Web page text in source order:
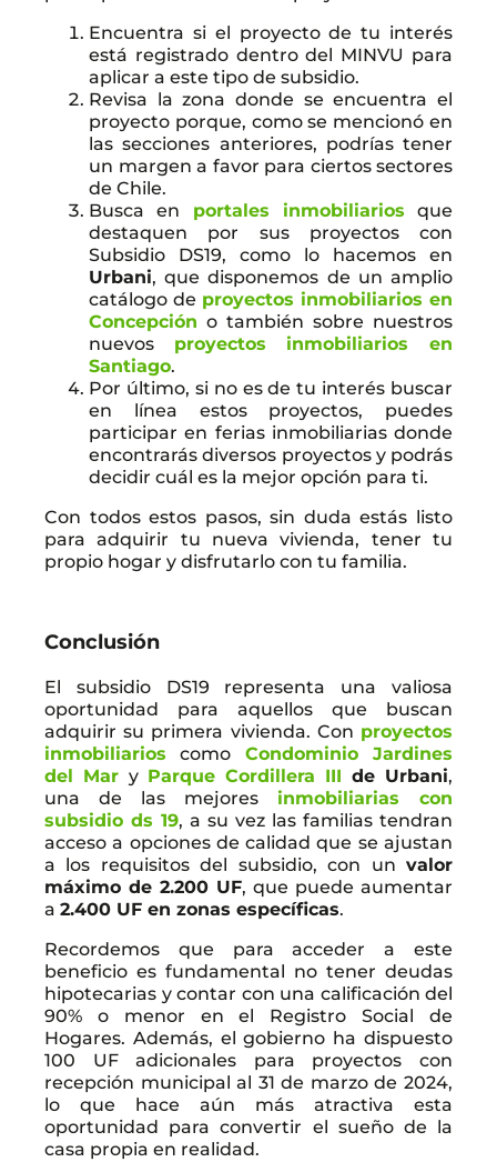
Encuentra si el proyecto de tu interés
está registrado dentro del MINVU para
aplicar a este tipo de subsidio.
Revisa la zona donde se encuentra el
proyecto porque, como se mencionó en
las secciones anteriores, podrías tener
un margen a favor para ciertos sectores
de Chile.
Busca en portales inmobiliarios que
destaquen por sus proyectos con
Subsidio DS19, como lo hacemos en
Urbani, que disponemos de un amplio
catálogo de proyectos inmobiliarios en
Concepción o también sobre nuestros
nuevos proyectos inmobiliarios en
Santiago.
Por último, si no es de tu interés buscar
en línea estos proyectos, puedes
participar en ferias inmobiliarias donde
encontrarás diversos proyectos y podrás
decidir cuál es la mejor opción para ti.
Con todos estos pasos, sin duda estás listo
para adquirir tu nueva vivienda, tener tu
propio hogar y disfrutarlo con tu familia.
Conclusión
El subsidio DS19 representa una valiosa
oportunidad para aquellos que buscan
adquirir su primera vivienda. Con proyectos
inmobiliarios como Condominio Jardines
del Mar y Parque Cordillera III de Urbani,
una de las mejores inmobiliarias con
subsidio ds 19, a su vez las familias tendran
acceso a opciones de calidad que se ajustan
a los requisitos del subsidio, con un valor
máximo de 2.200 UF, que puede aumentar
a 2.400 UF en zonas específicas.
Recordemos que para acceder a este
beneficio es fundamental no tener deudas
hipotecarias y contar con una calificación del
90% o menor en el Registro Social de
Hogares. Además, el gobierno ha dispuesto
100 UF adicionales para proyectos con
recepción municipal al 31 de marzo de 2024,
lo que hace aún más atractiva esta
oportunidad para convertir el sueño de la
casa propia en realidad.